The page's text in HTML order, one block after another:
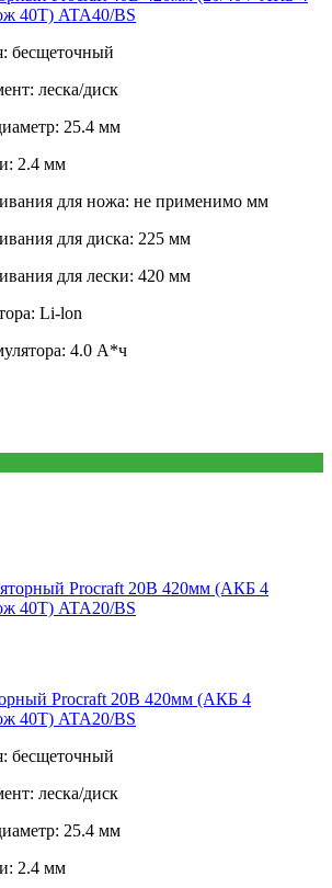
40Т) ATA40/BS
бесщеточный
леска/диск
25.4 мм
2.4 мм
для ножа: не применимо мм
для диска: 225 мм
для лески: 420 мм
Li-lon
4.0 А*ч
Procraft 20В 420мм (АКБ 4
40Т) ATA20/BS
бесщеточный
леска/диск
25.4 мм
2.4 мм